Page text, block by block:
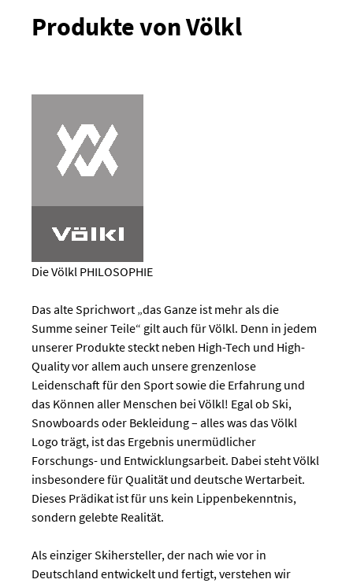
Produkte von Völkl
Die Völkl PHILOSOPHIE
Das alte Sprichwort „das Ganze ist mehr als die
Summe seiner Teile“ gilt auch für Völkl. Denn in jedem
unserer Produkte steckt neben High-Tech und High-
Quality vor allem auch unsere grenzenlose
Leidenschaft für den Sport sowie die Erfahrung und
das Können aller Menschen bei Völkl! Egal ob Ski,
Snowboards oder Bekleidung – alles was das Völkl
Logo trägt, ist das Ergebnis unermüdlicher
Forschungs- und Entwicklungsarbeit. Dabei steht Völkl
insbesondere für Qualität und deutsche Wertarbeit.
Dieses Prädikat ist für uns kein Lippenbekenntnis,
sondern gelebte Realität.
Als einziger Skihersteller, der nach wie vor in
Deutschland entwickelt und fertigt, verstehen wir